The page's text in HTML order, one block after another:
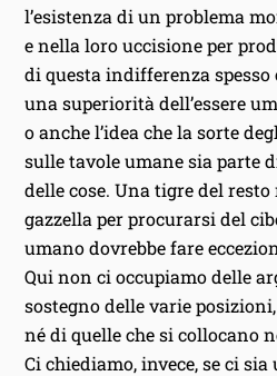
l’esistenza di un problema
e nella loro uccisione per
di questa indifferenza spesso
una superiorità dell’essere
o anche l’idea che la sorte
sulle tavole umane sia parte
delle cose. Una tigre del
gazzella per procurarsi del
umano dovrebbe fare
Qui non ci occupiamo delle
sostegno delle varie
né di quelle che si collocano
Ci chiediamo, invece, se ci